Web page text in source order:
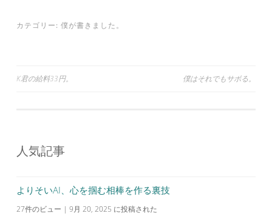
カテゴリー: 僕が書きました。
投
ゲ
シ
ョ
K君の給料33円。 僕はそれでもサボる。
人気記事
よりそいAI、心を掴む相棒を作る裏技
27件のビュー | 9月 20, 2025 に投稿された